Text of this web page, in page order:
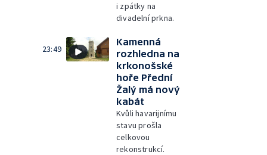
i zpátky na
divadelní prkna.
23:49
Kamenná
rozhledna na
krkonošské
hoře Přední
Žalý má nový
kabát
Kvůli havarijnímu
stavu prošla
celkovou
rekonstrukcí.